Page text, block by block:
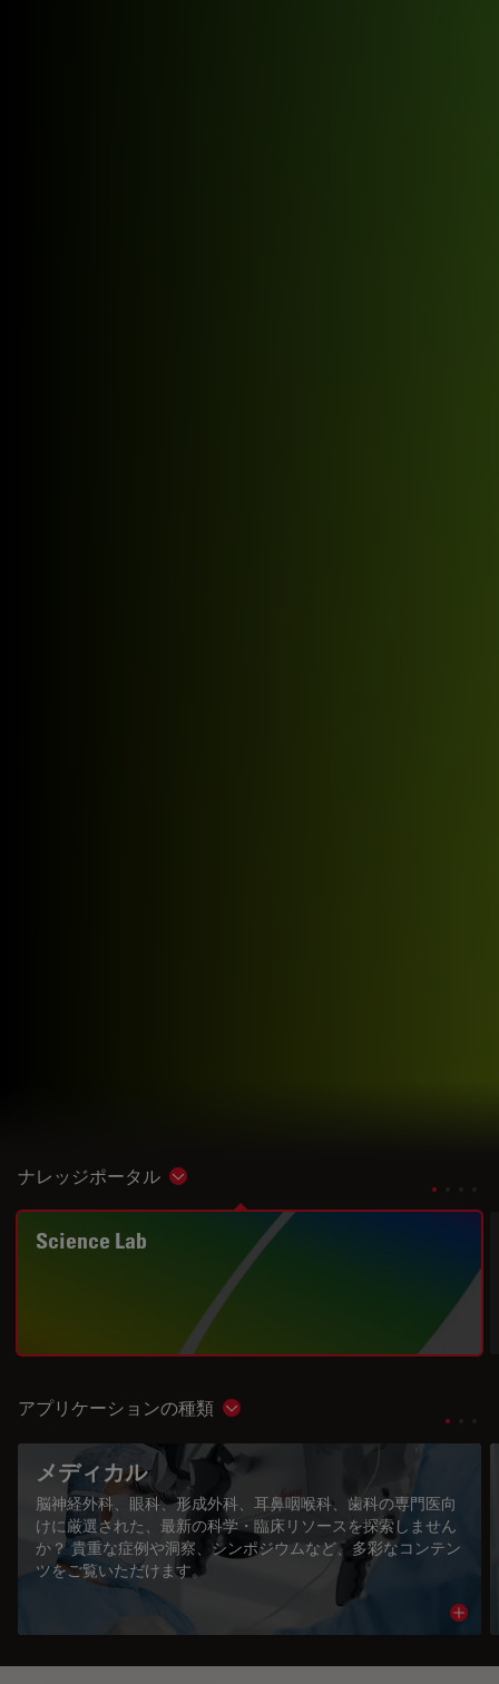
ナレッジポータル Show subnavigation
Science Lab
アプリケーションの種類 Show subnavigation
メディカル
脳神経外科、眼科、形成外科、耳鼻咽喉科、歯科の専門医向
けに厳選された、最新の科学・臨床リソースを探索しません
か？ 貴重な症例や洞察、シンポジウムなど、多彩なコンテン
ツをご覧いただけます。